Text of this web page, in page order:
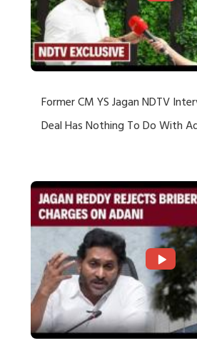
Former CM YS Jagan NDTV
Deal Has Nothing To Do With